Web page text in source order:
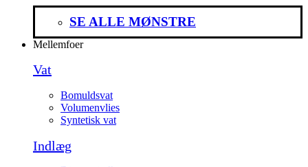
SE ALLE MØNSTRE
Mellemfoer
Vat
Bomuldsvat
Volumenvlies
Syntetisk vat
Indlæg